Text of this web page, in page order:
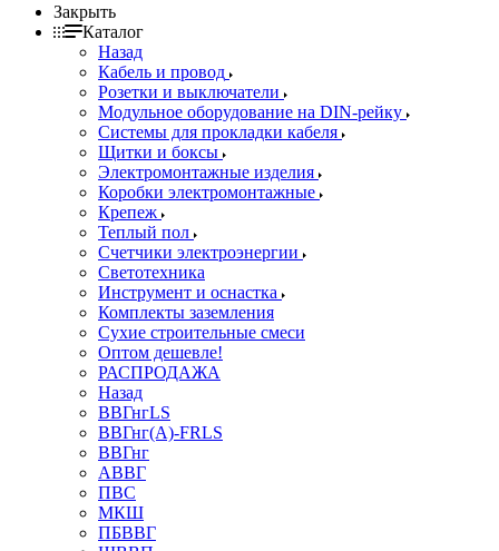
Закрыть
Каталог
Назад
Кабель и провод
Розетки и выключатели
Модульное оборудование на DIN-рейку
Системы для прокладки кабеля
Щитки и боксы
Электромонтажные изделия
Коробки электромонтажные
Крепеж
Теплый пол
Счетчики электроэнергии
Светотехника
Инструмент и оснастка
Комплекты заземления
Сухие строительные смеси
Оптом дешевле!
РАСПРОДАЖА
Назад
ВВГнгLS
ВВГнг(А)-FRLS
ВВГнг
АВВГ
ПВС
МКШ
ПБВВГ